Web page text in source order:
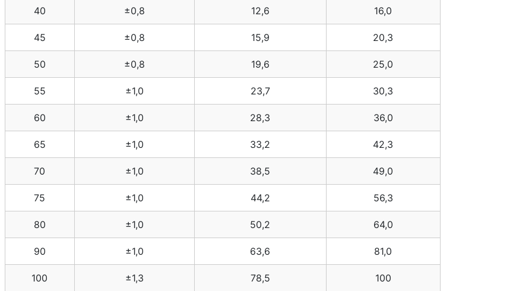
40 ±0,8 12,6 16,0
45 ±0,8 15,9 20,3
50 ±0,8 19,6 25,0
55 ±1,0 23,7 30,3
60 ±1,0 28,3 36,0
65 ±1,0 33,2 42,3
70 ±1,0 38,5 49,0
75 ±1,0 44,2 56,3
80 ±1,0 50,2 64,0
90 ±1,0 63,6 81,0
100 ±1,3 78,5 100